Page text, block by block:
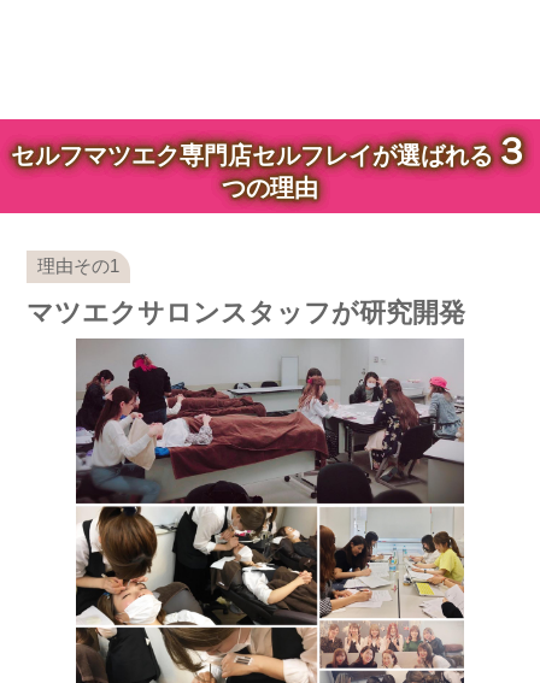
セルフマツエク専門店セルフレイが選ばれる３
つの理由
マツエクサロンスタッフが研究開発